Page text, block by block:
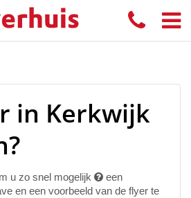
in Kerkwijk
u zo snel mogelijk
een
en een voorbeeld van de flyer te